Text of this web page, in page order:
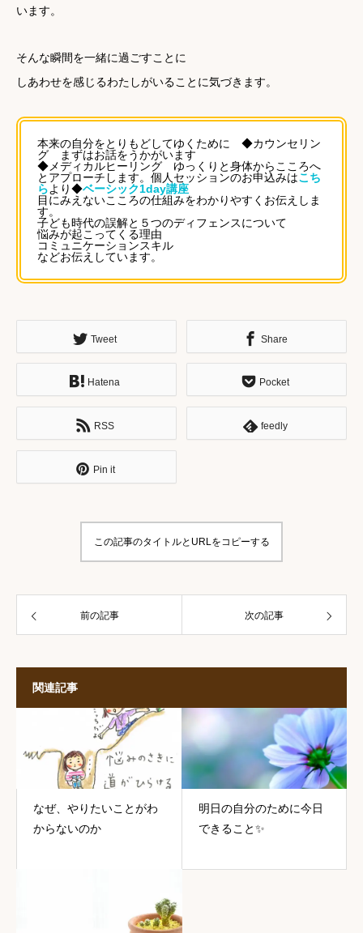
います。
そんな瞬間を一緒に過ごすことに
しあわせを感じるわたしがいることに気づきます。
本来の自分をとりもどしてゆくために ◆カウンセリン
グ まずはお話をうかがいます
◆メディカルヒーリング ゆっくりと身体からこころへ
とアプローチします。個人セッションのお申込みはこち
らより◆ベーシック1day講座
目にみえないこころの仕組みをわかりやすくお伝えしま
す。
子ども時代の誤解と５つのディフェンスについて
悩みが起こってくる理由
コミュニケーションスキル
などお伝えしています。
Tweet Share
Hatena Pocket
RSS feedly
Pin it
この記事のタイトルとURLをコピーする
前の記事 次の記事
関連記事
なぜ、やりたいことがわ
からないのか
明日の自分のために今日
できること✨